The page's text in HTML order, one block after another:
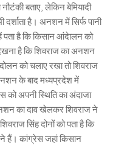
बताए, लेकिन बेमियादी
है। अनशन में सिर्फ पानी
पता है कि किसान आंदेालन को
है कि शिवराज का अनशन
को चलाए रखा तो शिवराज
के बाद मध्यप्रदेश में
को अपनी स्थिति का अंदाजा
का दाव खेलकर शिवराज ने
सिंह दोनों को पता है कि
हैं। कांग्रेस जहां किसान